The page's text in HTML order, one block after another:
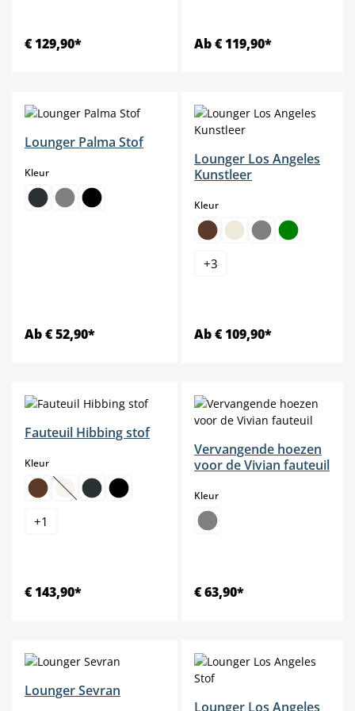
€ 129,90* Ab € 119,90*
Lounger Palma Stof
Kleurselect
Ab € 52,90*
Lounger Los Angeles
Kunstleer
Kleurselect
+3
Ab € 109,90*
Fauteuil Hibbing stof
Kleurselect
(Deze optie is momenteel niet beschikbaar.)
+1
€ 143,90*
Vervangende hoezen
voor de Vivian fauteuil
Kleurselect
€ 63,90*
Lounger Sevran
Lounger Los Angeles